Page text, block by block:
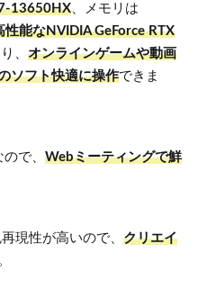
13650HX 、メモリは
性能なNVIDIA GeForce RTX
、 オンラインゲームや動画
ソフト快適に操作できま
で、 Webミーティングで鮮
現性が高いので、 クリエイ